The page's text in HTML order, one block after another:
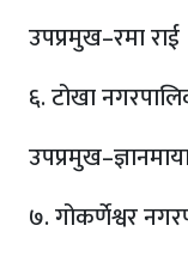
उपप्रमुख–रमा राई
६. टोखा
७. गोकर्णेश्वर